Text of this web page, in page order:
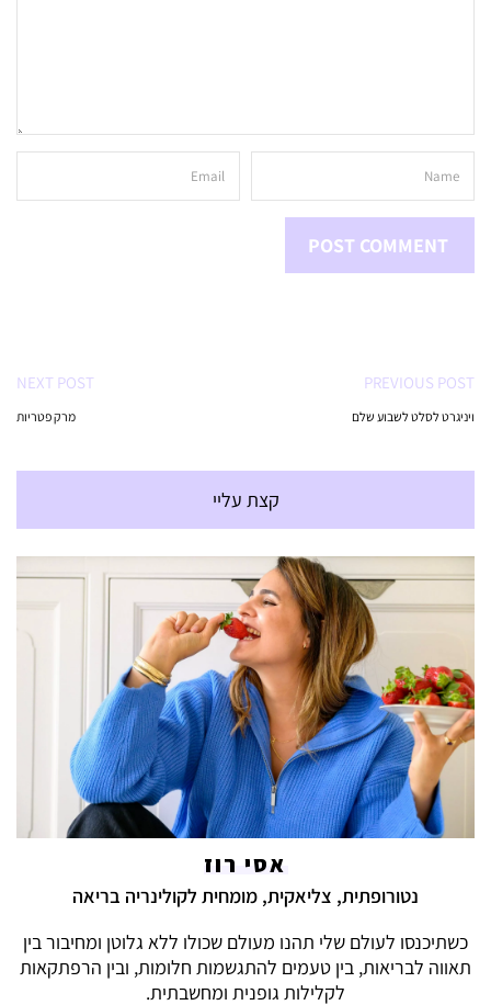
PREVIOUS POST
ויניגרט לסלט לשבוע שלם
NEXT POST
מרק פטריות
קצת עליי
אסי רוז
נטורופתית, צליאקית, מומחית לקולינריה בריאה
כשתיכנסו לעולם שלי תהנו מעולם שכולו ללא גלוטן ומחיבור בין
תאווה לבריאות, בין טעמים להתגשמות חלומות, ובין הרפתקאות
לקלילות גופנית ומחשבתית.